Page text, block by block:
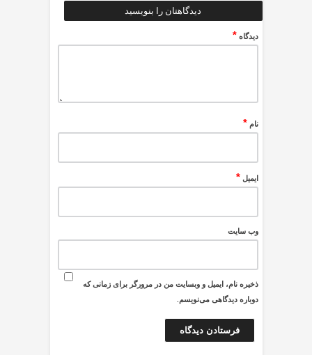
دیدگاهتان را بنویسید
دیدگاه*
نام*
ایمیل*
وب‌ سایت
ذخیره نام، ایمیل و وبسایت من در مرورگر برای زمانی که
دوباره دیدگاهی می‌نویسم.